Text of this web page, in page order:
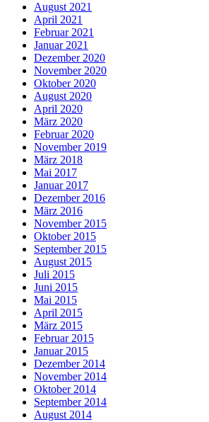
August 2021
April 2021
Februar 2021
Januar 2021
Dezember 2020
November 2020
Oktober 2020
August 2020
April 2020
März 2020
Februar 2020
November 2019
März 2018
Mai 2017
Januar 2017
Dezember 2016
März 2016
November 2015
Oktober 2015
September 2015
August 2015
Juli 2015
Juni 2015
Mai 2015
April 2015
März 2015
Februar 2015
Januar 2015
Dezember 2014
November 2014
Oktober 2014
September 2014
August 2014